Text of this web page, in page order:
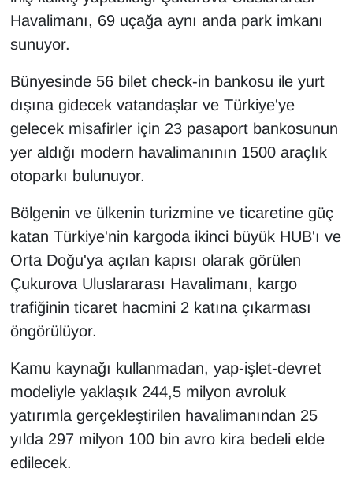
Havalimanı, 69 uçağa aynı anda park imkanı
sunuyor.
Bünyesinde 56 bilet check-in bankosu ile yurt
dışına gidecek vatandaşlar ve Türkiye'ye
gelecek misafirler için 23 pasaport bankosunun
yer aldığı modern havalimanının 1500 araçlık
otoparkı bulunuyor.
Bölgenin ve ülkenin turizmine ve ticaretine güç
katan Türkiye'nin kargoda ikinci büyük HUB'ı ve
Orta Doğu'ya açılan kapısı olarak görülen
Çukurova Uluslararası Havalimanı, kargo
trafiğinin ticaret hacmini 2 katına çıkarması
öngörülüyor.
Kamu kaynağı kullanmadan, yap-işlet-devret
modeliyle yaklaşık 244,5 milyon avroluk
yatırımla gerçekleştirilen havalimanından 25
yılda 297 milyon 100 bin avro kira bedeli elde
edilecek.